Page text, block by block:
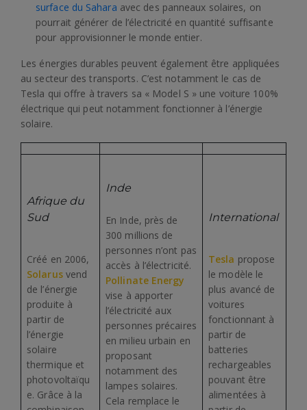
surface du Sahara avec des panneaux solaires, on
pourrait générer de l’électricité en quantité suffisante
pour approvisionner le monde entier.
Les énergies durables peuvent également être appliquées
au secteur des transports. C’est notamment le cas de
Tesla qui offre à travers sa « Model S » une voiture 100%
électrique qui peut notamment fonctionner à l’énergie
solaire.
Afrique du
Sud
Créé en 2006,
Solarusvend
de l’énergie
produite à
partir de
l’énergie
solaire
thermique et
photovoltaïqu
e. Grâce à la
Inde
En Inde, près de
300 millions de
personnes n’ont pas
accès à l’électricité.
Pollinate Energy
vise à apporter
l’électricité aux
personnes précaires
en milieu urbain en
proposant
notamment des
lampes solaires.
Cela remplace le
International
Tesla propose
le modèle le
plus avancé de
voitures
fonctionnant à
partir de
batteries
rechargeables
pouvant être
alimentées à